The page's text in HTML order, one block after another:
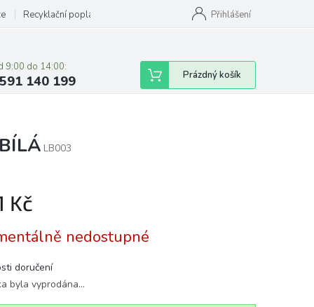
Recyklační poplatky Přihlášení
9:00 do 14:00:
140 199
Nákupní
košík
Prázdný košík
LB003
Kč
nedostupné
doručení
byla vyprodána…